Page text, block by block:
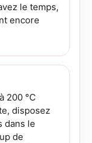
le temps,
encore
200 °C
disposez
dans le
de